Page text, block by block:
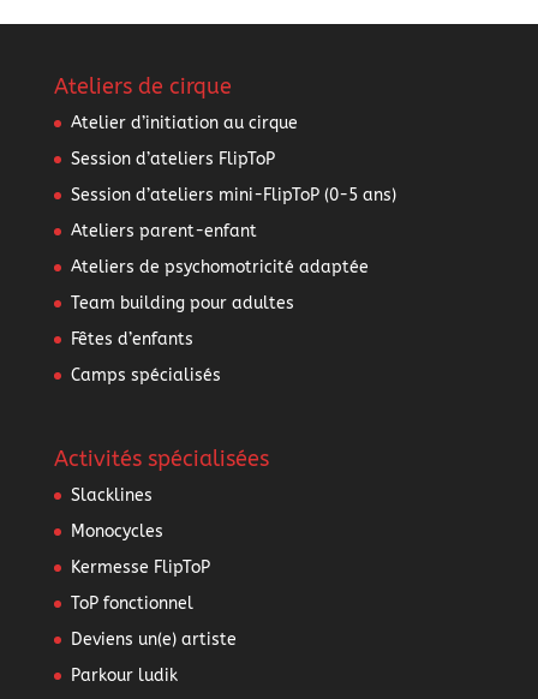
Ateliers de cirque
Atelier d’initiation au cirque
Session d’ateliers FlipToP
Session d’ateliers mini-FlipToP (0-5 ans)
Ateliers parent-enfant
Ateliers de psychomotricité adaptée
Team building pour adultes
Fêtes d’enfants
Camps spécialisés
Activités spécialisées
Slacklines
Monocycles
Kermesse FlipToP
ToP fonctionnel
Deviens un(e) artiste
Parkour ludik